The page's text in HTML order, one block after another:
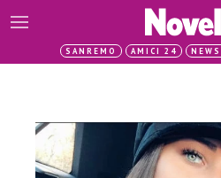
SANREMO AMICI 24